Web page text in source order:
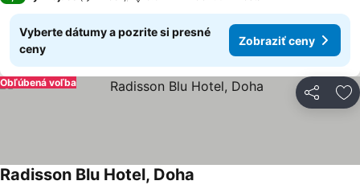
Vyberte dátumy a pozrite si presné
ceny
Zobraziť ceny
Zdieľať
Obľúbená voľba
Radisson Blu Hotel, Doha